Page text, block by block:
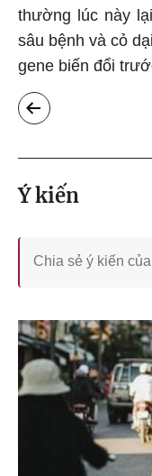
thường lúc này
sâu bệnh và cỏ
gene biến đổi
Ý kiến